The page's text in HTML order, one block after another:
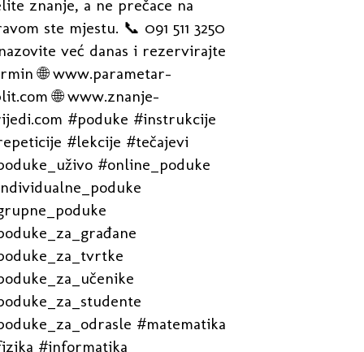
znanje, a ne prečace na
ste mjestu. 📞 091 511 3250
već danas i rezervirajte
🌐 www.parametar-
🌐 www.znanje-
#poduke #instrukcije
#lekcije #tečajevi
#online_poduke
#matematika
#informatika